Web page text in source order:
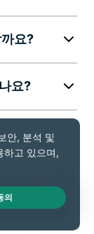
요?
요?
Live Chat